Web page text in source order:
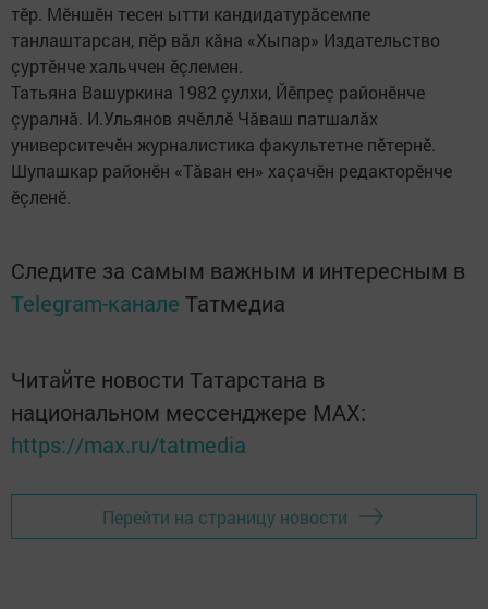
тӗр. Мӗншӗн тесен ытти кандидатурăсемпе
танлаштарсан, пӗр вăл кăна «Хыпар» Издательство
çуртӗнче хальччен ӗçлемен.
Татьяна Вашуркина 1982 çулхи, Йӗпреç районӗнче
çуралнă. И.Ульянов ячӗллӗ Чăваш патшалăх
университечӗн журналистика факультетне пӗтернӗ.
Шупашкар районӗн «Тăван ен» хаçачӗн редакторӗнче
ӗçленӗ.
Следите за самым важным и интересным в
Telegram-канале Татмедиа
Читайте новости Татарстана в
национальном мессенджере MАХ:
https://max.ru/tatmedia
Перейти на страницу новости